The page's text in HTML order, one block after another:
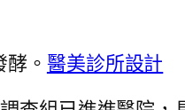
。 醫美診所設計